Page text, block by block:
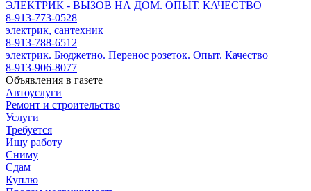
ЭЛЕКТРИК - ВЫЗОВ НА ДОМ. ОПЫТ. КАЧЕСТВО
8-913-773-0528
электрик, сантехник
8-913-788-6512
электрик. Бюджетно. Перенос розеток. Опыт. Качество
8-913-906-8077
Объявления в газете
Автоуслуги
Ремонт и строительство
Услуги
Требуется
Ищу работу
Сниму
Сдам
Куплю